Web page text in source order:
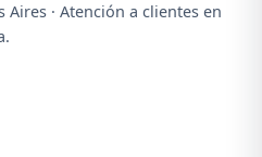
· Atención a clientes en